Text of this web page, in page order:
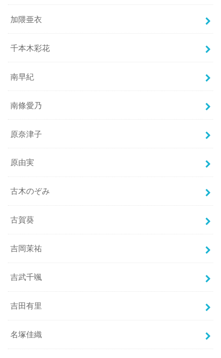
加隈亜衣
千本木彩花
南早紀
南條愛乃
原奈津子
原由実
古木のぞみ
古賀葵
吉岡茉祐
吉武千颯
吉田有里
名塚佳織